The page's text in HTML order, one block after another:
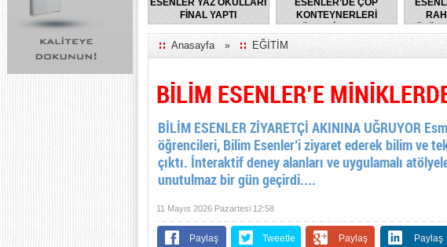
ESENLER YAZ OKULLARI
FİNAL YAPTI
ESENLER’DE ÇÖP
KONTEYNERLERİ
DÜZENLİ OLARAK
DEZENFEKTE EDİLİYOR
Anasayfa » EĞİTİM
BİLİM ESENLER’E
BİLİM ESENLER ZİYARETÇİ AKININA UĞRUYOR
öğrencileri, Bilim Esenler’i ziyaret ederek bilim ve
çıktı. İnteraktif deney alanları ve uygulamalı
unutulmaz bir gün geçirdi....
11 Mayıs 2026 Pazartesi 12:58
Paylaş Tweetle Paylaş Paylaş